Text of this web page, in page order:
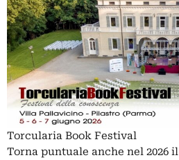
Torcularia Book Festival
Torna puntuale anche nel 2026 il